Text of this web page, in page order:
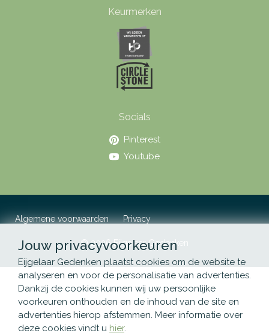
Keurmerken
Socials
Pinterest
Youtube
Algemene voorwaarden Privacy
© 2026 Eijgelaar Gedenken
Jouw privacyvoorkeuren
Eijgelaar Gedenken plaatst cookies om de website te
analyseren en voor de personalisatie van advertenties.
Dankzij de cookies kunnen wij uw persoonlijke
voorkeuren onthouden en de inhoud van de site en
advertenties hierop afstemmen. Meer informatie over
deze cookies vindt u hier.